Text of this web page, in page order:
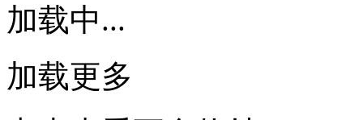
加载中...
加载更多